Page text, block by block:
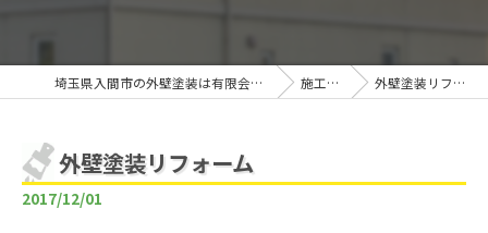
埼玉県入間市の外壁塗装は有限会社ヒトミ塗装 施工事例 外壁塗装リフォーム
外壁塗装リフォーム
2017/12/01